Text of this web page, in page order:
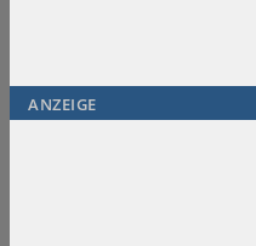
ANZEIGE